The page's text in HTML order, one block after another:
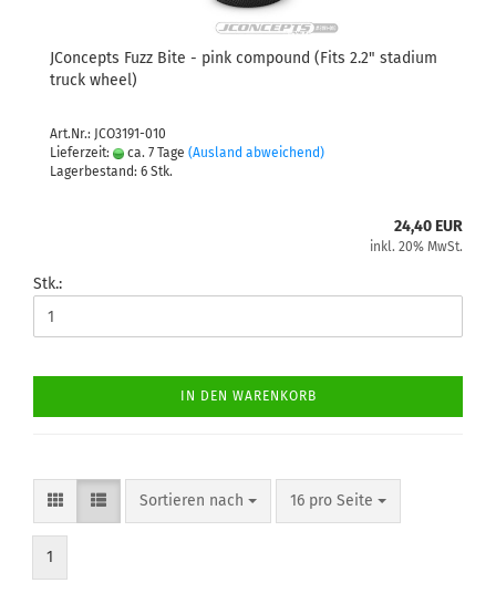
JConcepts Fuzz Bite - pink compound (Fits 2.2" stadium
truck wheel)
Art.Nr.: JCO3191-010
Lieferzeit:
ca. 7 Tage (Ausland abweichend)
Lagerbestand: 6 Stk.
24,40 EUR
inkl. 20% MwSt.
Stk.:
IN DEN WARENKORB
Sortieren nach
Sortieren nach 16 pro Seite
pro Seite
1